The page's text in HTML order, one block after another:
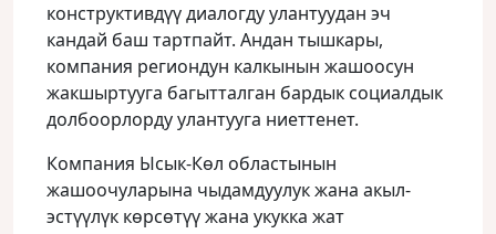
конструктивдүү диалогду улантуудан эч
кандай баш тартпайт. Андан тышкары,
компания региондун калкынын жашоосун
жакшыртууга багытталган бардык социалдык
долбоорлорду улантууга ниеттенет.
Компания Ысык-Көл областынын
жашоочуларына чыдамдуулук жана акыл-
эстүүлүк көрсөтүү жана укукка жат